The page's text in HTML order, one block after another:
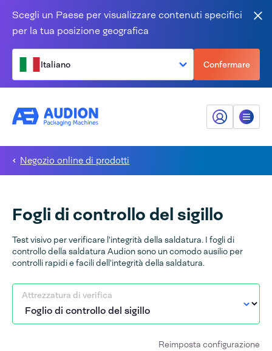
Scegli un Paese per visualizzare contenuti specifici
per la tua posizione geografica
Italiano Confermare
Il mio Audion
Menù
Negozio online di prodotti
Fogli di controllo del sigillo
Test visivo per verificare l'integrità della saldatura. I fogli di
controllo della saldatura Audion sono un comodo ausilio per
controlli rapidi e facili dell'integrità della saldatura.
Attrezzatura di verifica
Reimposta configurazione